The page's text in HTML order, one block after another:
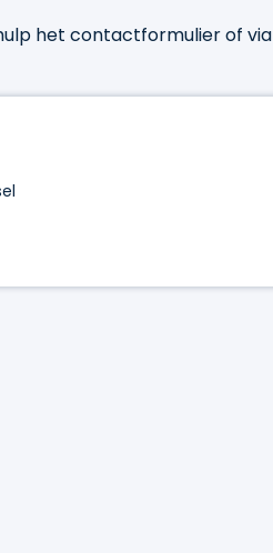
het contactformulier of via